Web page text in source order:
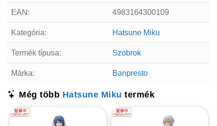
EAN: 4983164300109
Kategória: Hatsune Miku
Termék típusa: Szobrok
Márka: Banpresto
Még több Hatsune Miku termék